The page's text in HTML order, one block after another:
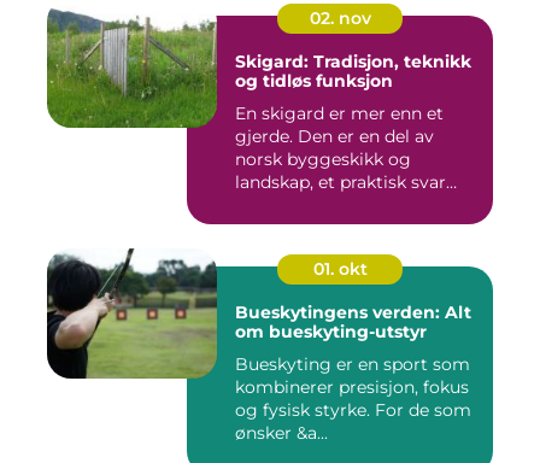
02. nov
Skigard: Tradisjon, teknikk
og tidløs funksjon
En skigard er mer enn et
gjerde. Den er en del av
norsk byggeskikk og
landskap, et praktisk svar
01. okt
Bueskytingens verden: Alt
om bueskyting-utstyr
Bueskyting er en sport som
kombinerer presisjon, fokus
og fysisk styrke. For de som
ønsker &a...